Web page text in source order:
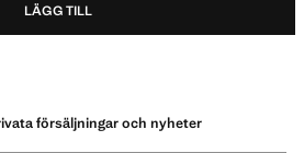
LÄGG TILL
försäljningar och nyheter